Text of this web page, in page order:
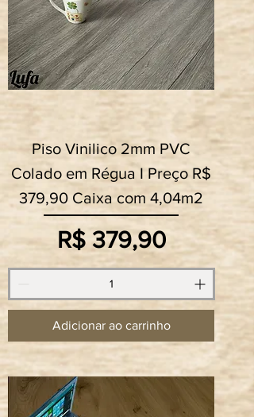
Piso Vinilico 2mm PVC
Colado em Régua I Preço R$
379,90 Caixa com 4,04m2
Preço
R$ 379,90
Adicionar ao carrinho